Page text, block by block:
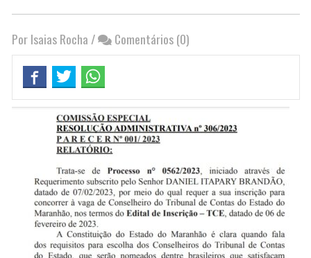
Por Isaias Rocha / Comentários (0)